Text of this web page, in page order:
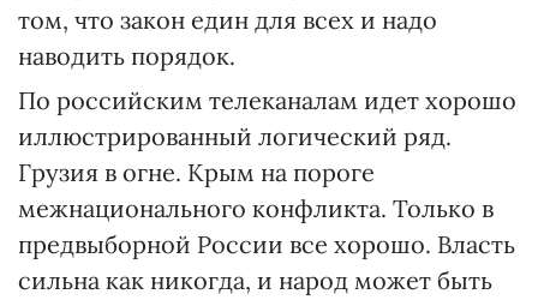
том, что закон един для всех и надо
наводить порядок.
По российским телеканалам идет хорошо
иллюстрированный логический ряд.
Грузия в огне. Крым на пороге
межнационального конфликта. Только в
предвыборной России все хорошо. Власть
сильна как никогда, и народ может быть